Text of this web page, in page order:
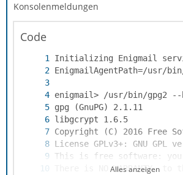
Konsolenmeldungen
Code
Alles anzeigen